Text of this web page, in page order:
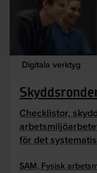
Digitala verktyg
Checklistor,
för det
SAM, Fysisk